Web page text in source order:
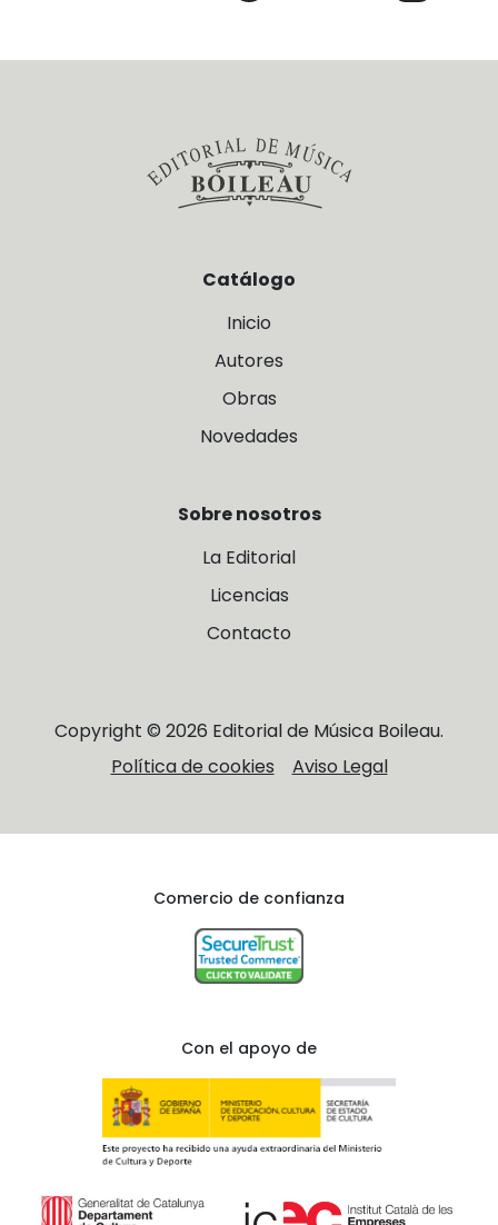
Catálogo
Inicio
Autores
Obras
Novedades
Sobre nosotros
La Editorial
Licencias
Contacto
Copyright © 2026 Editorial de Música Boileau.
Política de cookies
Aviso Legal
Comercio de confianza
Con el apoyo de